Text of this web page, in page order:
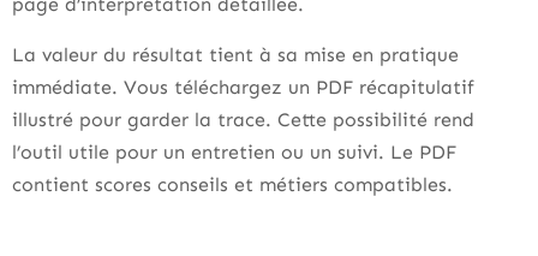
La valeur du résultat tient à sa mise en pratique
immédiate. Vous téléchargez un PDF récapitulatif
illustré pour garder la trace. Cette possibilité rend
l’outil utile pour un entretien ou un suivi. Le PDF
contient scores conseils et métiers compatibles.